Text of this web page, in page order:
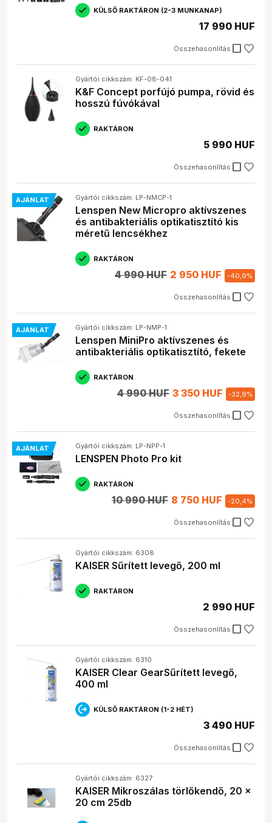
termékeket.
KÜLSŐ RAKTÁRON (2-3 MUNKANAP)
Összehasonlítás check_box_outline_blank
17 990 HUF
Gyártói cikkszám: KF-08-041
K&F Concept porfújó pumpa, rövid és
hosszú fúvókával
RAKTÁRON
Összehasonlítás check_box_outline_blank
5 990 HUF
AJÁNLAT Gyártói cikkszám: LP-NMCP-1
Lenspen New Micropro aktívszenes
és antibakteriális optikatisztító kis
méretű lencsékhez
RAKTÁRON
Összehasonlítás check_box_outline_blank
4 990 HUF 2 950 HUF -40,9%
AJÁNLAT Gyártói cikkszám: LP-NMP-1
Lenspen MiniPro aktívszenes és
antibakteriális optikatisztító, fekete
RAKTÁRON
Összehasonlítás check_box_outline_blank
4 990 HUF 3 350 HUF -32,9%
AJÁNLAT Gyártói cikkszám: LP-NPP-1
LENSPEN Photo Pro kit
RAKTÁRON
Összehasonlítás check_box_outline_blank
10 990 HUF 8 750 HUF -20,4%
Gyártói cikkszám: 6308
KAISER Sűrített levegő, 200 ml
RAKTÁRON
Összehasonlítás check_box_outline_blank
2 990 HUF
Gyártói cikkszám: 6310
KAISER Clear GearSűrített levegő,
400 ml
KÜLSŐ RAKTÁRON (1-2 HÉT)
Összehasonlítás check_box_outline_blank
3 490 HUF
Gyártói cikkszám: 6327
KAISER Mikroszálas törlőkendő, 20 x
20 cm 25db